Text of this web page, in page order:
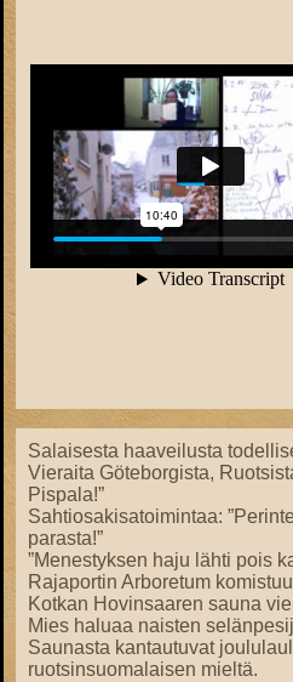
Salaisesta haaveilusta
Vieraita Göteborgista,
Pispala!”
Sahtiosakisatoimintaa:
parasta!”
”Menestyksen haju lähti pois
Rajaportin Arboretum
Kotkan Hovinsaaren sauna
Mies haluaa naisten
Saunasta kantautuvat
ruotsinsuomalaisen mieltä.